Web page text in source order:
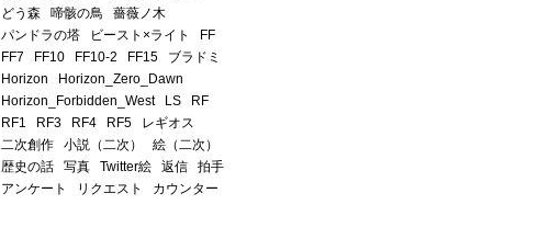
どう森
啼骸の鳥
薔薇ノ木
パンドラの塔
ビースト×ライト
FF
FF7
FF10 FF10-2 FF15
ブラドミ
Horizon
Horizon_Zero_Dawn
Horizon_Forbidden_West
LS
RF
RF1
RF3 RF4 RF5
レギオス
二次創作
小説（二次）
絵（二次）
歴史の話
写真 Twitter絵 返信
拍手
アンケート
リクエスト カウンター